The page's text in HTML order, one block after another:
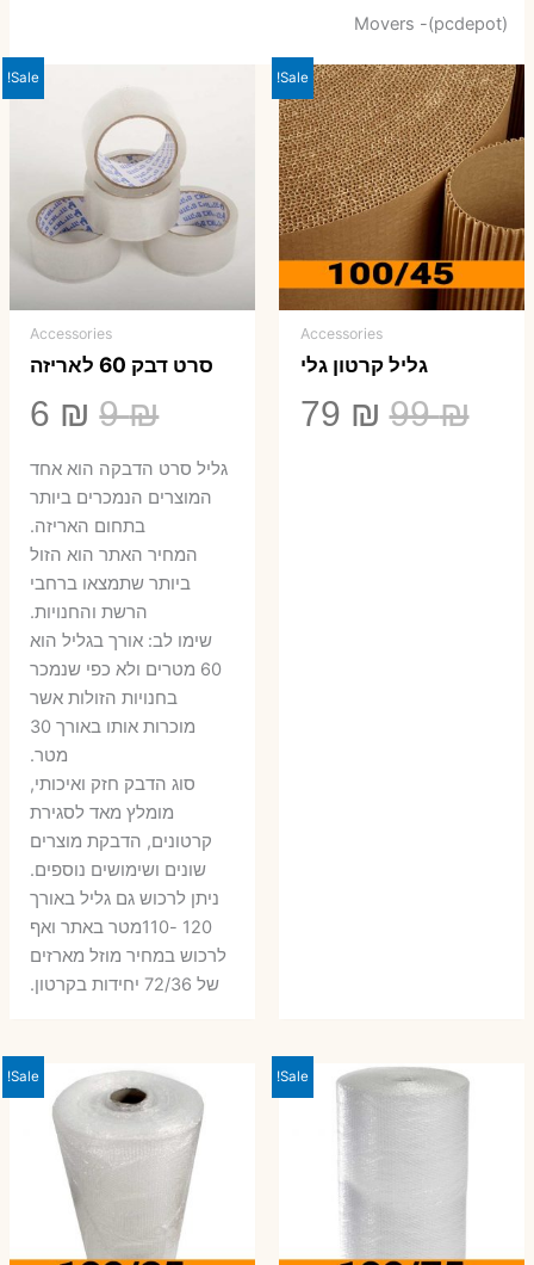
Movers -(pcdepot)
Sale!
Accessories
גליל קרטון גלי
99₪
המחיר
79 ₪
הנוכחי
Sale!
Accessories
סרט דבק 60 לאריזה
9₪
היה:
9 ₪.
6 ₪
6 ₪.
גליל סרט הדבקה הוא אחד
המוצרים הנמכרים ביותר
בתחום האריזה.
המחיר האתר הוא הזול
ביותר שתמצאו ברחבי
הרשת והחנויות.
שימו לב: אורך בגליל הוא
60 מטרים ולא כפי שנמכר
בחנויות הזולות אשר
מוכרות אותו באורך 30
מטר.
סוג הדבק חזק ואיכותי,
מומלץ מאד לסגירת
קרטונים, הדבקת מוצרים
שונים ושימושים נוספים.
ניתן לרכוש גם גליל באורך
120 -110מטר באתר ואף
לרכוש במחיר מוזל מארזים
של 72/36 יחידות בקרטון.
Sale!
Sale!